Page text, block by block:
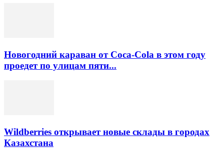
Новогодний караван от Coca-Cola в этом году
проедет по улицам пяти...
Wildberries открывает новые склады в городах
Казахстана